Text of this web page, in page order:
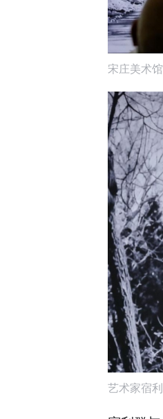
宋庄美术
艺术家宿